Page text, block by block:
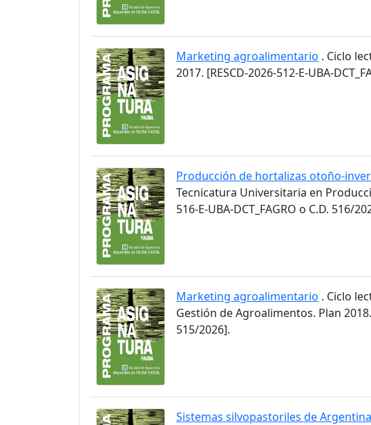
Marketing agroalimentario . Ciclo
2017. [RESCD-2026-512-E-UBA-
Producción de hortalizas otoño-
Tecnicatura Universitaria en
516-E-UBA-DCT_FAGRO o C.D. 516/
Marketing agroalimentario . Ciclo
Gestión de Agroalimentos. Plan 2018.
515/2026].
Sistemas silvopastoriles de